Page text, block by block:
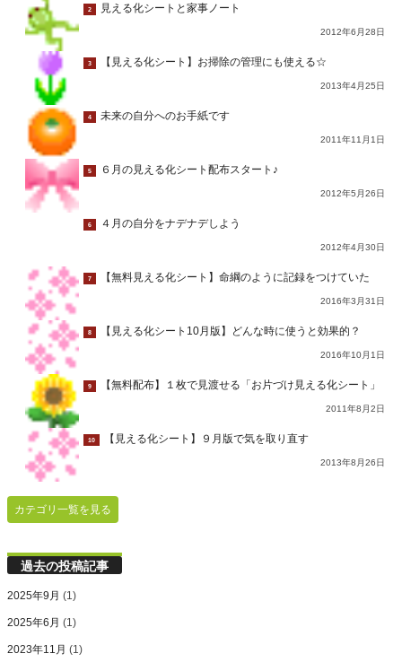
2 見える化シートと家事ノート
2012年6月28日
3 【見える化シート】お掃除の管理にも使える☆
2013年4月25日
4 未来の自分へのお手紙です
2011年11月1日
5 ６月の見える化シート配布スタート♪
2012年5月26日
6 ４月の自分をナデナデしよう
2012年4月30日
7 【無料見える化シート】命綱のように記録をつけていた
2016年3月31日
8 【見える化シート10月版】どんな時に使うと効果的？
2016年10月1日
9 【無料配布】１枚で見渡せる「お片づけ見える化シート」
2011年8月2日
10 【見える化シート】９月版で気を取り直す
2013年8月26日
カテゴリ一覧を見る
過去の投稿記事
2025年9月 (1)
2025年6月 (1)
2023年11月 (1)